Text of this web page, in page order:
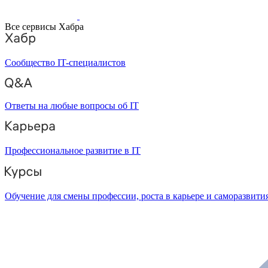
Все сервисы Хабра
Сообщество IT-специалистов
Ответы на любые вопросы об IT
Профессиональное развитие в IT
Обучение для смены профессии, роста в карьере и